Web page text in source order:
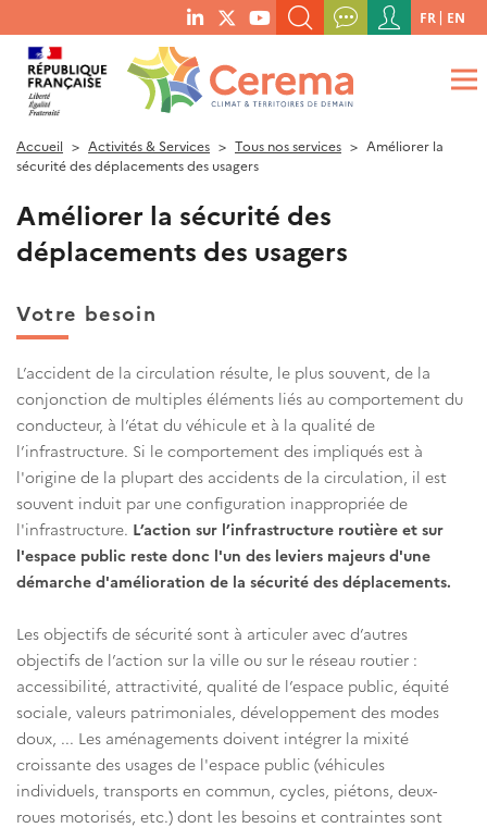
menu
social
links
RECHERCHER UN MOT-CLÉ, UNE PUBLICATION, ETC.
QUE RECHERCHEZ-VOUS ?
Menu
du
compte
de
FR EN
Accueil Activités & Services Tous nos services
Améliorer la
sécurité des déplacements des usagers
Améliorer la sécurité des
déplacements des usagers
Votre besoin
L’accident de la circulation résulte, le plus souvent, de la
conjonction de multiples éléments liés au comportement du
conducteur, à l’état du véhicule et à la qualité de
l’infrastructure. Si le comportement des impliqués est à
l'origine de la plupart des accidents de la circulation, il est
souvent induit par une configuration inappropriée de
l'infrastructure. L’action sur l’infrastructure routière et sur
l'espace public reste donc l'un des leviers majeurs d'une
démarche d'amélioration de la sécurité des déplacements.
Les objectifs de sécurité sont à articuler avec d’autres
objectifs de l’action sur la ville ou sur le réseau routier :
accessibilité, attractivité, qualité de l’espace public, équité
sociale, valeurs patrimoniales, développement des modes
doux, ... Les aménagements doivent intégrer la mixité
croissante des usages de l'espace public (véhicules
individuels, transports en commun, cycles, piétons, deux-
roues motorisés, etc.) dont les besoins et contraintes sont